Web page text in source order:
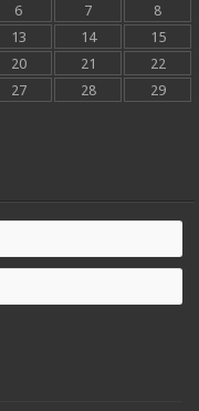
6 7
8
13 14
15
20 21
22
27 28
29